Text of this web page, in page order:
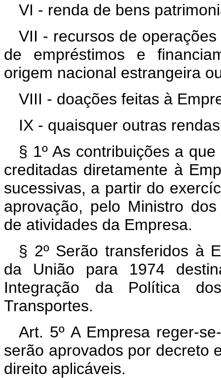
VI - renda de bens
VII - recursos de
de empréstimos e
origem nacional estrangeira
VIII - doações feitas à
IX - quaisquer outras
§ 1º As contribuições a
creditadas diretamente à
sucessivas, a partir do
aprovação, pelo Ministro
de atividades da Empresa.
§ 2º Serão transferidos à
da União para 1974
Integração da Política
Transportes.
Art. 5º A Empresa reger-
serão aprovados por decreto
direito aplicáveis.